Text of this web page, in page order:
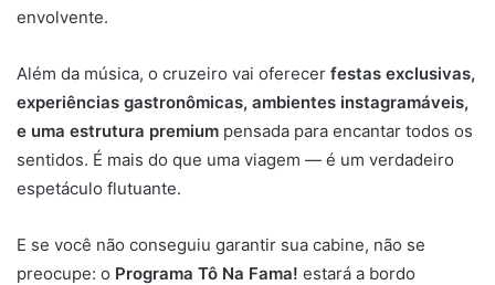
envolvente.
Além da música, o cruzeiro vai oferecer festas exclusivas,
experiências gastronômicas, ambientes instagramáveis,
e uma estrutura premium pensada para encantar todos os
sentidos. É mais do que uma viagem — é um verdadeiro
espetáculo flutuante.
E se você não conseguiu garantir sua cabine, não se
preocupe: o Programa Tô Na Fama! estará a bordo